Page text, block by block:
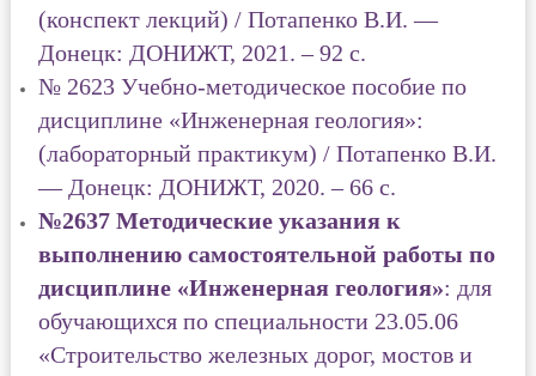
(конспект лекций) / Потапенко В.И. —
Донецк: ДОНИЖТ, 2021. – 92 с.
№ 2623 Учебно-методическое пособие по
дисциплине «Инженерная геология»:
(лабораторный практикум) / Потапенко В.И.
— Донецк: ДОНИЖТ, 2020. – 66 с.
№2637 Методические указания к
выполнению самостоятельной работы по
дисциплине «Инженерная геология»: для
обучающихся по специальности 23.05.06
«Строительство железных дорог, мостов и